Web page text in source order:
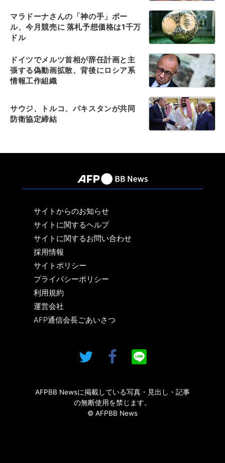
マラドーナさんの「神の手」ボー
ル、今月競売に 落札予想価格は1千万
ドル
ドイツでメルツ首相が辞任計画と主
張する偽動画拡散、背後にロシア系
情報工作組織
サウジ、トルコ、パキスタンが共同
防衛協定締結
サイトからのお知らせ
サイトに関するヘルプ
サイトに関するお問い合わせ
採用情報
サイトポリシー
プライバシーポリシー
利用規約
運営会社
AFP通信会長ごあいさつ
AFPBB Newsに掲載している写真・見出し・記事
の無断使用を禁じます。
© AFPBB News